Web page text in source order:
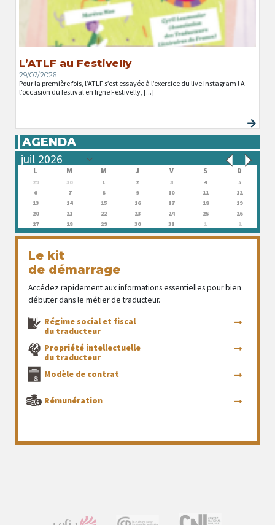
L’ATLF au Festivelly
29/07/2026
Pour la première fois, l’ATLF s’est essayée à l’exercice du live Instagram ! A
l’occasion du festival en ligne Festivelly, [...]
AGENDA
L M M J V S D
29 30 1 2 3 4
5
6
7 8 9 10 11
12
13
14 15 16 17 18
19
20
21 22 23 24 25
26
27
28 29 30 31 1 2
Le kit
de démarrage
Accédez rapidement aux informations essentielles pour bien
débuter dans le métier de traducteur.
Régime social et fiscal
du traducteur
Propriété intellectuelle
du traducteur
Modèle de contrat
Rémunération